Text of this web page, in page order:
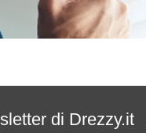
di Drezzy.it